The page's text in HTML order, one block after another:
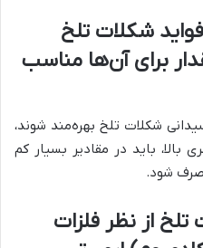
فواید شکلات تلخ
برای آن‌ها مناسب
شکلات تلخ بهره‌مند شوند،
بالا، باید در مقادیر بسیار کم
تلخ از نظر فلزات